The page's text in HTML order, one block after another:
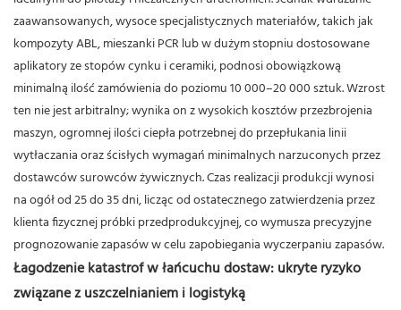
zaawansowanych, wysoce specjalistycznych materiałów, takich jak
kompozyty ABL, mieszanki PCR lub w dużym stopniu dostosowane
aplikatory ze stopów cynku i ceramiki, podnosi obowiązkową
minimalną ilość zamówienia do poziomu 10 000–20 000 sztuk.Wzrost
ten nie jest arbitralny; wynika on z wysokich kosztów przezbrojenia
maszyn, ogromnej ilości ciepła potrzebnej do przepłukania linii
wytłaczania oraz ścisłych wymagań minimalnych narzuconych przez
dostawców surowców żywicznych.Czas realizacji produkcji wynosi
na ogół od 25 do 35 dni, licząc od ostatecznego zatwierdzenia przez
klienta fizycznej próbki przedprodukcyjnej, co wymusza precyzyjne
prognozowanie zapasów w celu zapobiegania wyczerpaniu zapasów.
Łagodzenie katastrof w łańcuchu dostaw: ukryte ryzyko
związane z uszczelnianiem i logistyką